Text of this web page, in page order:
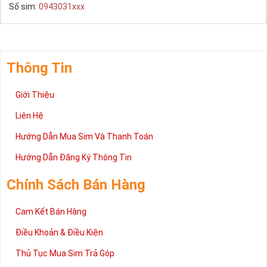
là đầu số mang ý nghĩa về phong thủy và ý nghĩa của sự
may mắn trên con đường công danh, sự nghiệp.
để tạo thành một sim số đẹp viettel giá rẻ 10 số và mang ý
nghĩa phong thủy. Đây là đầu số hợp cho những người có
Kim cũng có thể sử dụng rất tốt.
Số sim: 0943031xxx
Thông Tin
Giới Thiệu
Liên Hệ
Hướng Dẫn Mua Sim Và Thanh Toán
Hướng Dẫn Đăng Ký Thông Tin
Chính Sách Bán Hàng
Cam Kết Bán Hàng
Điều Khoản & Điều Kiện
Thủ Tục Mua Sim Trả Góp